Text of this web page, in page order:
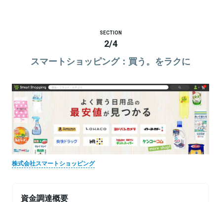
SECTION
2/4
スマートショッピング：買う。をラクに
株式会社スマートショッピング
資金調達概要